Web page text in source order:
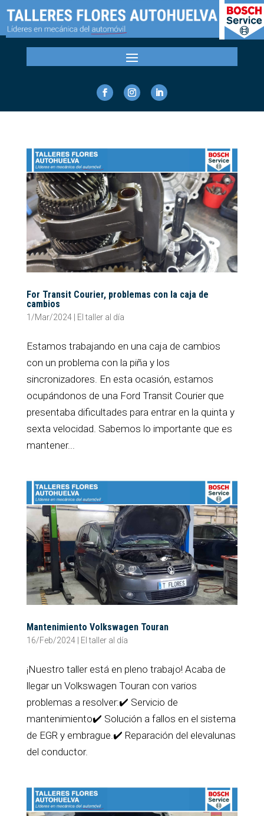
For Transit Courier, problemas con la caja de
cambios
1/Mar/2024| El taller al día
Estamos trabajando en una caja de cambios
con un problema con la piña y los
sincronizadores. En esta ocasión, estamos
ocupándonos de una Ford Transit Courier que
presentaba dificultades para entrar en la quinta y
sexta velocidad. Sabemos lo importante que es
mantener...
Mantenimiento Volkswagen Touran
16/Feb/2024| El taller al día
¡Nuestro taller está en pleno trabajo! Acaba de
llegar un Volkswagen Touran con varios
problemas a resolver:✔️ Servicio de
mantenimiento✔️ Solución a fallos en el sistema
de EGR y embrague.✔️ Reparación del elevalunas
del conductor.